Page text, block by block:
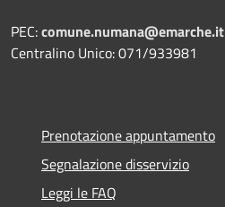
PEC:comune.numana@emarche.it
Centralino Unico: 071/933981
Prenotazione appuntamento
Segnalazione disservizio
Leggi le FAQ